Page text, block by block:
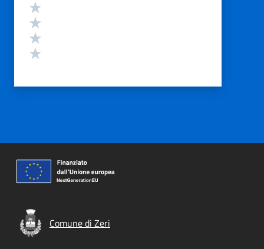
Comune di Zeri